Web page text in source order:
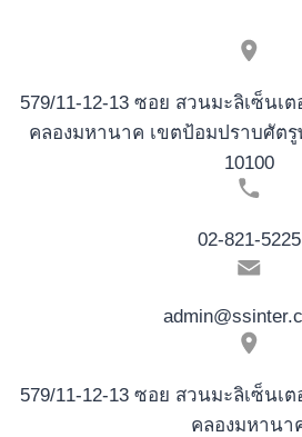
579/11-12-13 ซอย สวนมะลิเซ็นเ
คลองมหานาค เขตป้อมปราบศัต
10100
02-821-5225
579/11-12-13 ซอย สวนมะลิเซ็นเ
คลองมหานา